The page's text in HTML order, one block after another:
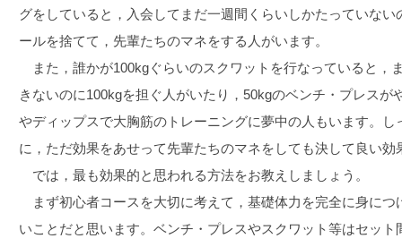
グをしていると，入会してまだ一週間くらいしかたっていな
ールを捨てて，先輩たちのマネをする人がいます。
また，誰かが100kgぐらいのスクワットを行なっていると，
きないのに100kgを担ぐ人がいたり，50kgのベンチ・プレスが
やディップスで大胸筋のトレーニングに夢中の人もいます。
に，ただ効果をあせって先輩たちのマネをしても決して良い効
では，最も効果的と思われる方法をお教えしましょう。
まず初心者コースを大切に考えて，基礎体力を完全に身につ
いことだと思います。ベンチ・プレスやスクワット等はセッ